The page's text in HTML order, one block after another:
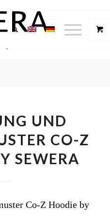
UND
CO-Z
SEWERA
Co-Z Hoodie by